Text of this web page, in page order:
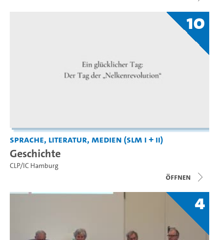
10
Sprache, Literatur, Medien (SLM I + II)
Geschichte
CLP/IC Hamburg
Öffnen
4